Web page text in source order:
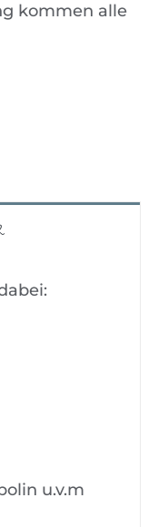
kommen alle
u.v.m